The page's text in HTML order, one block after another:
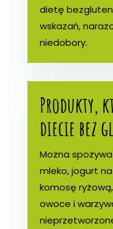
dietę
wskazań,
niedobory.
Produkty,
diecie bez
Można
mleko, jogurt
komosę
owoce i